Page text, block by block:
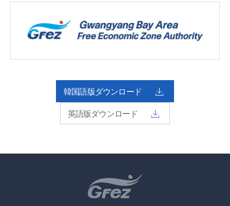
韓国語版ダウンロード
英語版ダウンロード